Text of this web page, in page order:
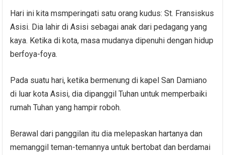
Hari ini kita msmperingati satu orang kudus: St. Fransiskus
Asisi. Dia lahir di Asisi sebagai anak dari pedagang yang
kaya. Ketika di kota, masa mudanya dipenuhi dengan hidup
berfoya-foya.
Pada suatu hari, ketika bermenung di kapel San Damiano
di luar kota Asisi, dia dipanggil Tuhan untuk memperbaiki
rumah Tuhan yang hampir roboh.
Berawal dari panggilan itu dia melepaskan hartanya dan
memanggil teman-temannya untuk bertobat dan berdamai